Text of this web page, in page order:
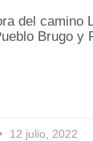
del camino
Brugo y
12 julio, 2022